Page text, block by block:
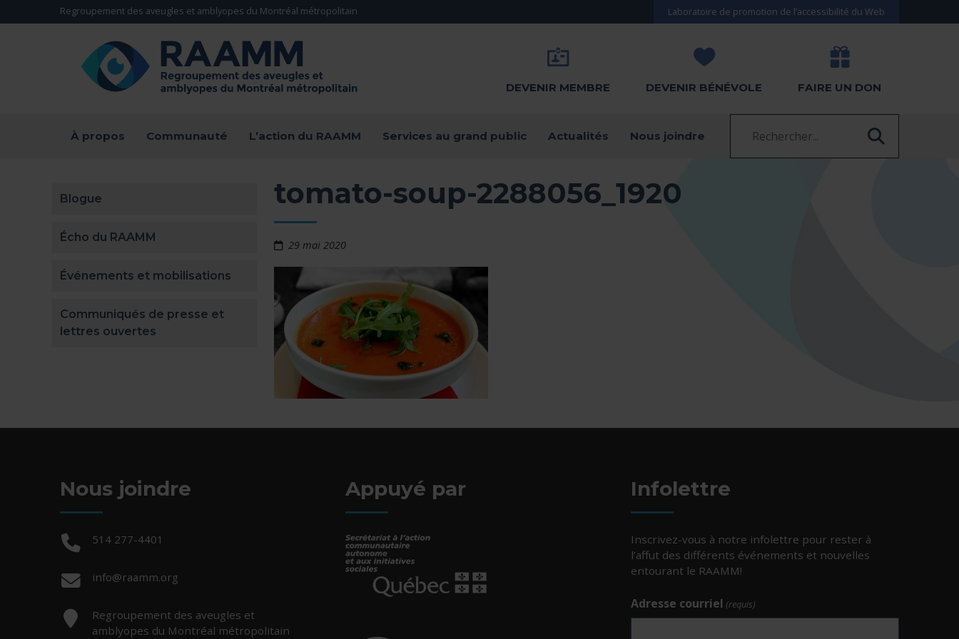
Aller directement au contenu
Regroupement des aveugles et amblyopes du Montréal métropolitain Laboratoire de promotion de l’accessibilité du Web
DEVENIR MEMBRE DEVENIR BÉNÉVOLE FAIRE UN DON
À propos Communauté L’action du RAAMM Services au grand public Actualités Nous joindre
Blogue
Écho du RAAMM
Événements et mobilisations
Communiqués de presse et
lettres ouvertes
tomato-soup-2288056_1920
29 mai 2020
Nous joindre
Téléphone :
514 277-4401
Courriel :
info@raamm.org
Adresse :
Regroupement des aveugles et
amblyopes du Montréal métropolitain
Appuyé par
- Cet hyperlien s'ouvrira dans une nouvelle fenêtre.
Infolettre
Inscrivez-vous à notre infolettre pour rester à
l’affut des différents événements et nouvelles
entourant le RAAMM!
Adresse courriel (requis)